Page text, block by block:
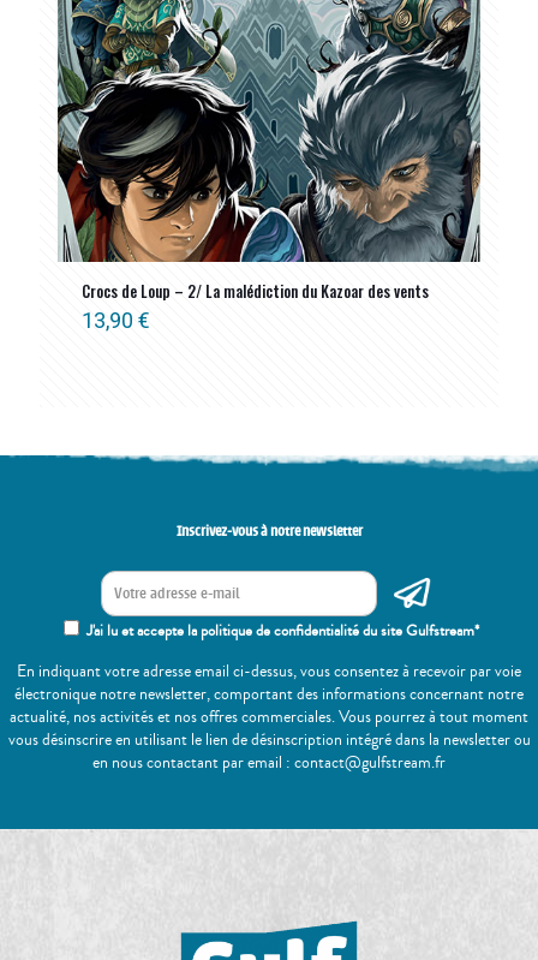
Crocs de Loup – 2/ La malédiction du Kazoar des vents
13,90 €
Inscrivez-vous à notre newsletter
J'ai lu et accepte la politique de confidentialité du site Gulfstream*
En indiquant votre adresse email ci-dessus, vous consentez à recevoir par voie
électronique notre newsletter, comportant des informations concernant notre
actualité, nos activités et nos offres commerciales. Vous pourrez à tout moment
vous désinscrire en utilisant le lien de désinscription intégré dans la newsletter ou
en nous contactant par email : contact@gulfstream.fr